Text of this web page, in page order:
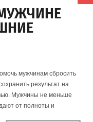
мужчинам сбросить
результат на
Мужчины не меньше
от полноты и